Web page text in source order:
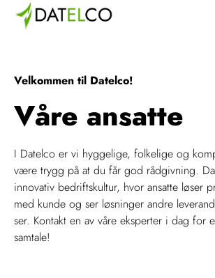
Velkommen til Datelco!
Våre ansatte
I Datelco er vi hyggelige, folkelige og
være trygg på at du får god rådgivning.
innovativ bedriftskultur, hvor ansatte løser
med kunde og ser løsninger andre
ser. Kontakt en av våre eksperter i dag for
samtale!